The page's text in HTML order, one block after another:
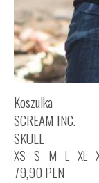
Koszulka
SCREAM INC.
SKULL
XS S M L XL
79,90 PLN